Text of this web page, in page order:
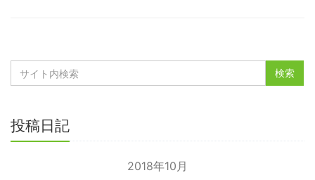
投稿日記
2018年10月